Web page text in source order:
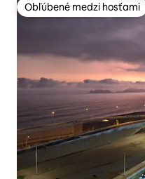
Obľúbené medzi hosťami
Obľúbené medzi hosťami